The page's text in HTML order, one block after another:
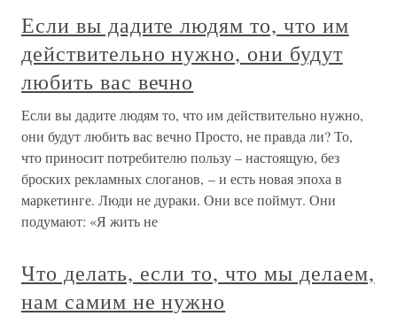
Если вы дадите людям то, что им
действительно нужно, они будут
любить вас вечно
Если вы дадите людям то, что им действительно нужно,
они будут любить вас вечно Просто, не правда ли? То,
что приносит потребителю пользу – настоящую, без
броских рекламных слоганов, – и есть новая эпоха в
маркетинге. Люди не дураки. Они все поймут. Они
подумают: «Я жить не
Что делать, если то, что мы делаем,
нам самим не нужно